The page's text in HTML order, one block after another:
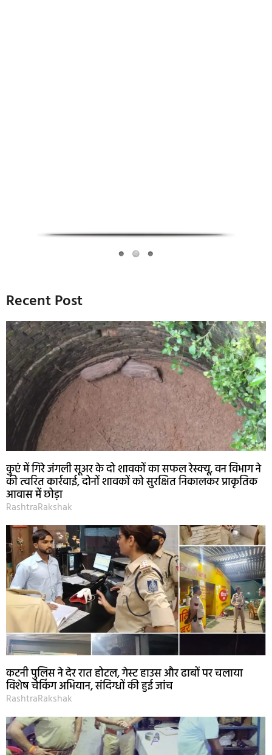
Recent Post
कुएं में गिरे जंगली सूअर के दो शावकों का सफल रेस्क्यू, वन विभाग ने
की त्वरित कार्रवाई, दोनों शावकों को सुरक्षित निकालकर प्राकृतिक
आवास में छोड़ा
RashtraRakshak
कटनी पुलिस ने देर रात होटल, गेस्ट हाउस और ढाबों पर चलाया
विशेष चेकिंग अभियान, संदिग्धों की हुई जांच
RashtraRakshak